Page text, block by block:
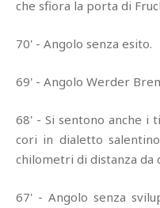
che sfiora la porta di
70' - Angolo senza esito.
69' - Angolo Werder
68' - Si sentono anche i
cori in dialetto
chilometri di distanza da
67' - Angolo senza